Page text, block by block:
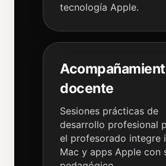
tecnología Apple.
docente
Sesiones prácticas de
desarrollo profesional
el profesorado integre
Mac y apps Apple con